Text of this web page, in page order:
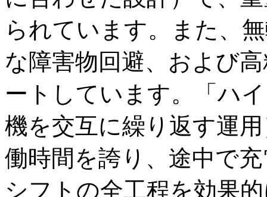
られています。また、
な障害物回避、および
ートしています。「ハ
機を交互に繰り返す運
働時間を誇り、途中で
シフトの全工程を効果